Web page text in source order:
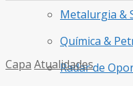
Metalurgia &
Química &
Radar de
Capa Atualidades